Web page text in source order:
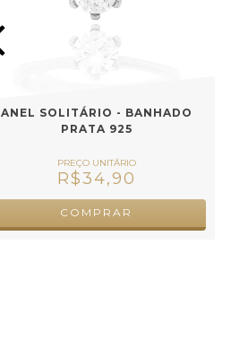
ANEL SOLITÁRIO - BANHADO
PRATA 925
R$34,90
COMPRAR